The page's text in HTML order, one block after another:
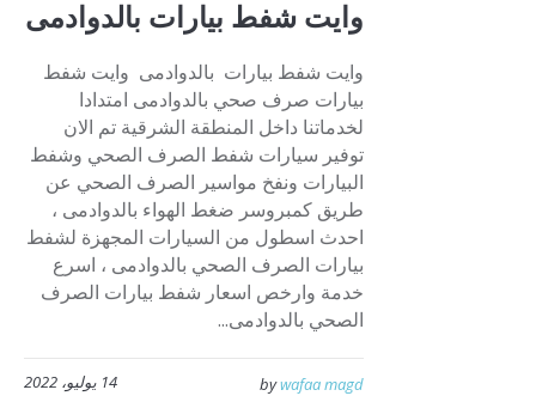
وايت شفط بيارات بالدوادمى
وايت شفط بيارات بالدوادمى وايت شفط
بيارات صرف صحي بالدوادمى امتدادا
لخدماتنا داخل المنطقة الشرقية تم الان
توفير سيارات شفط الصرف الصحي وشفط
البيارات ونفخ مواسير الصرف الصحي عن
طريق كمبروسر ضغط الهواء بالدوادمى ،
احدث اسطول من السيارات المجهزة لشفط
بيارات الصرف الصحي بالدوادمى ، اسرع
خدمة وارخص اسعار شفط بيارات الصرف
الصحي بالدوادمى...
14 يوليو، 2022 bywafaa magd